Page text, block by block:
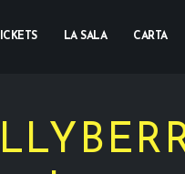
LA SALA CARTA